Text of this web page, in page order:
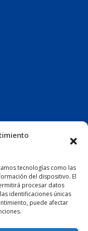
tecnologías como las
del dispositivo. El
procesar datos
identificaciones únicas
puede afectar